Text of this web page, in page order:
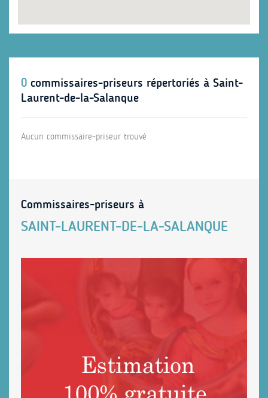
0 commissaires-priseurs répertoriés à Saint-
Laurent-de-la-Salanque
Aucun commissaire-priseur trouvé
Commissaires-priseurs à
SAINT-LAURENT-DE-LA-SALANQUE